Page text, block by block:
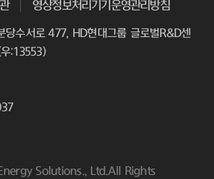
영상정보처리기기운영관리방침
당수서로 477, HD현대그룹 글로벌R&D센
:13553)
Solutions., Ltd.All Rights